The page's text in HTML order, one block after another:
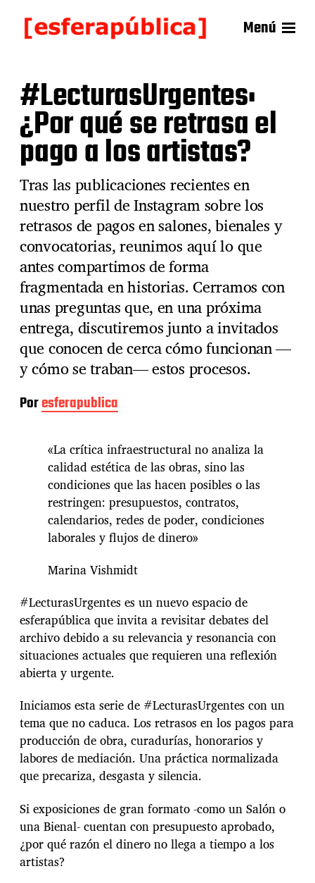
Menú
#LecturasUrgentes:
¿Por qué se retrasa el
pago a los artistas?
Tras las publicaciones recientes en
nuestro perfil de Instagram sobre los
retrasos de pagos en salones, bienales y
convocatorias, reunimos aquí lo que
antes compartimos de forma
fragmentada en historias. Cerramos con
unas preguntas que, en una próxima
entrega, discutiremos junto a invitados
que conocen de cerca cómo funcionan —
y cómo se traban— estos procesos.
Poresferapublica
«La crítica infraestructural no analiza la
calidad estética de las obras, sino las
condiciones que las hacen posibles o las
restringen: presupuestos, contratos,
calendarios, redes de poder, condiciones
laborales y flujos de dinero»
Marina Vishmidt
#LecturasUrgentes es un nuevo espacio de
esferapública que invita a revisitar debates del
archivo debido a su relevancia y resonancia con
situaciones actuales que requieren una reflexión
abierta y urgente.
Iniciamos esta serie de #LecturasUrgentes con un
tema que no caduca. Los retrasos en los pagos para
producción de obra, curadurías, honorarios у
labores de mediación. Una práctica normalizada
que precariza, desgasta y silencia.
Si exposiciones de gran formato -como un Salón o
una Bienal- cuentan con presupuesto aprobado,
¿por qué razón el dinero no llega a tiempo a los
artistas?